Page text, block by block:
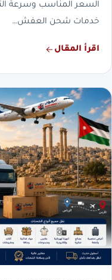
السعر المناسب وسرعة
خدمات شحن العفش…
اقرأ المقال